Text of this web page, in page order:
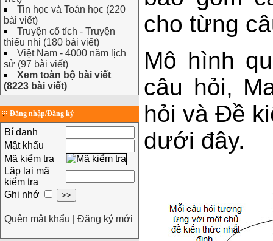
Tin học và Toán học (220
bài viết)
Truyện cổ tích - Truyện
thiếu nhi (180 bài viết)
Việt Nam - 4000 năm lịch
sử (97 bài viết)
Xem toàn bộ bài viết
(8223 bài viết)
Đăng nhập/Đăng ký
Bí danh
Mật khẩu
Mã kiểm tra
Lặp lại mã
kiểm tra
Ghi nhớ
Quên mật khẩu Đăng ký mới
cho từng
Mô hình
câu hỏi,
hỏi và Đề
dưới đây.